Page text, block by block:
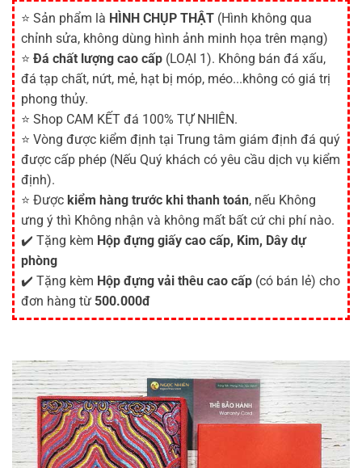
⭐ Sản phẩm là HÌNH CHỤP THẬT (Hình không qua
chỉnh sửa, không dùng hình ảnh minh họa trên mạng)
⭐ Đá chất lượng cao cấp (LOẠI 1). Không bán đá xấu,
đá tạp chất, nứt, mẻ, hạt bị móp, méo...không có giá trị
phong thủy.
⭐ Shop CAM KẾT đá 100% TỰ NHIÊN.
⭐ Vòng được kiểm định tại Trung tâm giám định đá quý
được cấp phép (Nếu Quý khách có yêu cầu dịch vụ kiểm
định).
⭐ Được kiểm hàng trước khi thanh toán, nếu Không
ưng ý thì Không nhận và không mất bất cứ chi phí nào.
✔️ Tặng kèm Hộp đựng giấy cao cấp, Kim, Dây dự
phòng
✔️ Tặng kèm Hộp đựng vải thêu cao cấp (có bán lẻ) cho
đơn hàng từ 500.000đ